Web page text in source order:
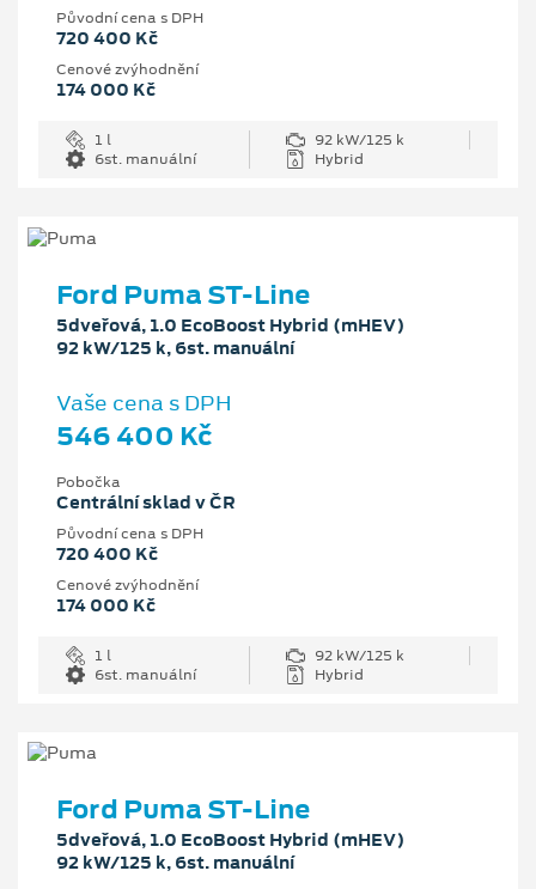
Původní cena s DPH
720 400 Kč
Cenové zvýhodnění
174 000 Kč
1 l
92 kW/125 k
6st. manuální
Hybrid
Ford Puma ST-Line
5dveřová, 1.0 EcoBoost Hybrid (mHEV)
92 kW/125 k, 6st. manuální
Vaše cena s DPH
546 400 Kč
Pobočka
Centrální sklad v ČR
Původní cena s DPH
720 400 Kč
Cenové zvýhodnění
174 000 Kč
1 l
92 kW/125 k
6st. manuální
Hybrid
Ford Puma ST-Line
5dveřová, 1.0 EcoBoost Hybrid (mHEV)
92 kW/125 k, 6st. manuální